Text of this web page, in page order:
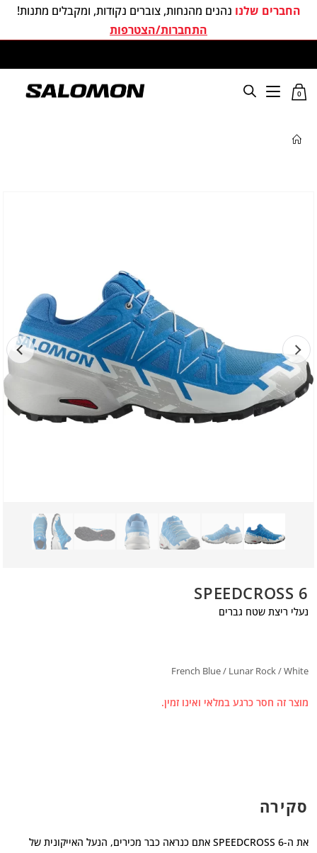
החברים שלנו נהנים מהנחות, צוברים נקודות, ומקבלים מתנות!
התחברות/הצטרפות
0
SPEEDCROSS 6
נעלי ריצת שטח גברים
French Blue / Lunar Rock / White
מוצר זה חסר כרגע במלאי ואינו זמין.
סקירה
את ה-SPEEDCROSS 6 אתם כנראה כבר מכירים, הנעל האייקונית של